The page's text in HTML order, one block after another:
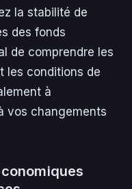
la stabilité de
des fonds
de comprendre les
les conditions de
à
vos changements